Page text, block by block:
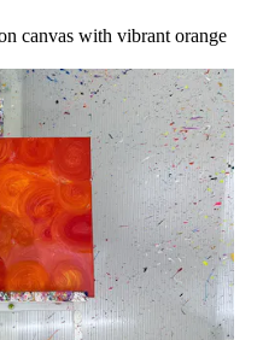
canvas with vibrant orange